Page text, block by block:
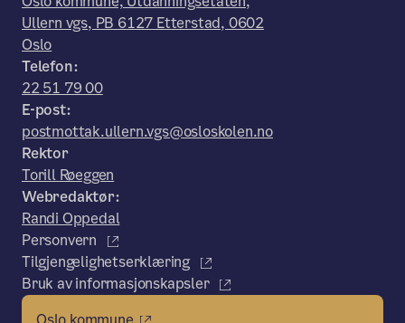
Ullern vgs, PB 6127 Etterstad, 0602
Oslo
Telefon:
22 51 79 00
E-post:
postmottak.ullern.vgs@osloskolen.no
Rektor
Torill Røeggen
Webredaktør:
Randi Oppedal
Personvern
Tilgjengelighetserklæring
Bruk av informasjonskapsler